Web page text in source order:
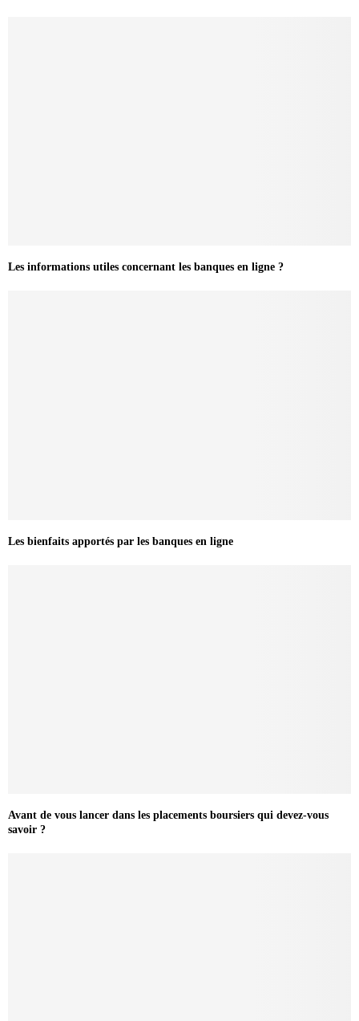
Les informations utiles concernant les banques en ligne ?
Les bienfaits apportés par les banques en ligne
Avant de vous lancer dans les placements boursiers qui devez-vous
savoir ?